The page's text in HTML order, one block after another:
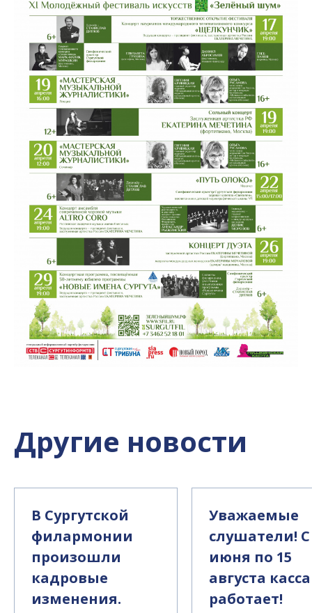
Другие новости
В Сургутской
филармонии
произошли
кадровые
изменения.
Уважаемые
слушатели! С
июня по 15
августа
работает!